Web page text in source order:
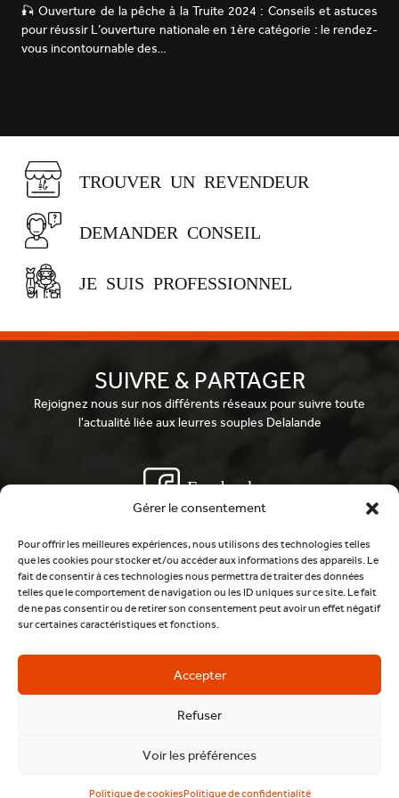
Gérer le consentement
Pour offrir les meilleures expériences, nous utilisons des technologies telles
que les cookies pour stocker et/ou accéder aux informations des appareils. Le
fait de consentir à ces technologies nous permettra de traiter des données
telles que le comportement de navigation ou les ID uniques sur ce site. Le fait
de ne pas consentir ou de retirer son consentement peut avoir un effet négatif
sur certaines caractéristiques et fonctions.
Accepter
Refuser
Voir les préférences
Politique de cookiesPolitique de confidentialité
🎣 Ouverture de la pêche à la Truite 2024 : Conseils et astuces
pour réussir L’ouverture nationale en 1ère catégorie : le rendez-
vous incontournable des…
TROUVER UN REVENDEUR
DEMANDER CONSEIL
JE SUIS PROFESSIONNEL
SUIVRE & PARTAGER
Rejoignez nous sur nos différents réseaux pour suivre toute
l'actualité liée aux leurres souples Delalande
Facebook
Youtube
Instagram
Venez discuter avec nous sur Discord
©2020 DELALANDE PECHE. Tous droits réservés.